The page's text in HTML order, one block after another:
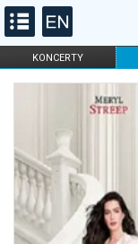
KONCERTY
FILHARMONIA